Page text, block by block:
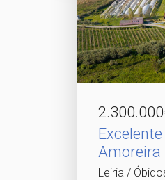
Amoreira
Leiria /